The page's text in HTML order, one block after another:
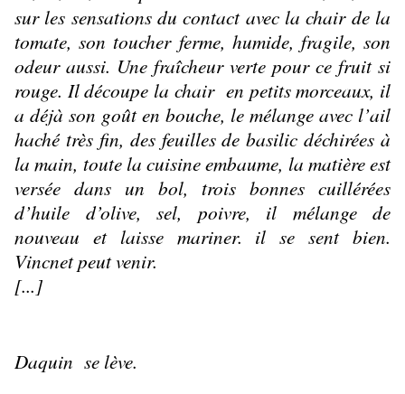
sur les sensations du contact avec la chair de la
tomate, son toucher ferme, humide, fragile, son
odeur aussi. Une fraîcheur verte pour ce fruit si
rouge. Il découpe la chair  en petits morceaux, il
a déjà son goût en bouche, le mélange avec l’ail
haché très fin, des feuilles de basilic déchirées à
la main, toute la cuisine embaume, la matière est
versée dans un bol, trois bonnes cuillérées
d’huile d’olive, sel, poivre, il mélange de
nouveau et laisse mariner. il se sent bien.
Vincnet peut venir.
[...]
Daquin  se lève.